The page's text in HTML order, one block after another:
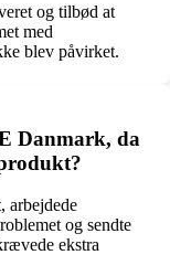
og tilbød at
med
blev påvirket.
Danmark, da
arbejdede
og sendte
ekstra